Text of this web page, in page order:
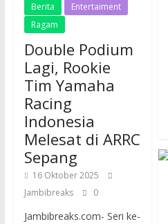
Berita
Entertaiment
Ragam
Double Podium
Lagi, Rookie
Tim Yamaha
Racing
Indonesia
Melesat di ARRC
Sepang
16 Oktober 2025
Jambibreaks
0
Jambibreaks.com- Seri ke-